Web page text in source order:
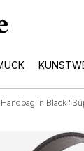
In Black